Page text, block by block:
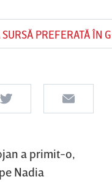
SURSĂ PREFERATĂ ÎN
a primit-o,
Nadia